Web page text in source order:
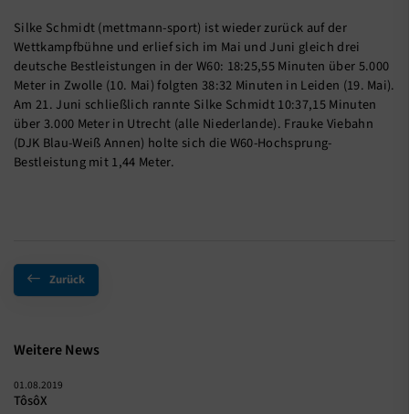
Silke Schmidt (mettmann-sport) ist wieder zurück auf der
Wettkampfbühne und erlief sich im Mai und Juni gleich drei
deutsche Bestleistungen in der W60: 18:25,55 Minuten über 5.000
Meter in Zwolle (10. Mai) folgten 38:32 Minuten in Leiden (19. Mai).
Am 21. Juni schließlich rannte Silke Schmidt 10:37,15 Minuten
über 3.000 Meter in Utrecht (alle Niederlande). Frauke Viebahn
(DJK Blau-Weiß Annen) holte sich die W60-Hochsprung-
Bestleistung mit 1,44 Meter.
Zurück
Weitere News
01.08.2019
TôsôX